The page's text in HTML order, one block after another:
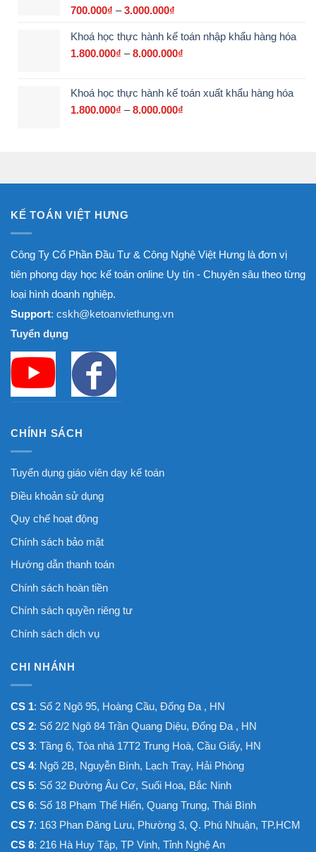
700.000₫ – 3.000.000₫
từ
700.000₫
Khoá học thực hành kế toán nhập khẩu hàng hóa
1.800.000₫ – 8.000.000₫
1.800.000₫
Khoá học thực hành kế toán xuất khẩu hàng hóa
1.800.000₫ – 8.000.000₫
KẾ TOÁN VIỆT HƯNG
Công Ty Cổ Phần Đầu Tư & Công Nghệ Việt Hưng là đơn vị
tiên phong dạy học kế toán online Uy tín - Chuyên sâu theo từng
loại hình doanh nghiệp.
Support: cskh@ketoanviethung.vn
Tuyển dụng
CHÍNH SÁCH
Tuyển dụng giáo viên dạy kế toán
Điều khoản sử dụng
Quy chế hoạt động
Chính sách bảo mật
Hướng dẫn thanh toán
Chính sách hoàn tiền
Chính sách quyền riêng tư
Chính sách dịch vụ
CHI NHÁNH
CS 1: Số 2 Ngõ 95, Hoàng Cầu, Đống Đa , HN
CS 2: Số 2/2 Ngõ 84 Trần Quang Diệu, Đống Đa , HN
CS 3: Tầng 6, Tòa nhà 17T2 Trung Hoà, Cầu Giấy, HN
CS 4: Ngõ 2B, Nguyễn Bính, Lạch Tray, Hải Phòng
CS 5: Số 32 Đường Âu Cơ, Suối Hoa, Bắc Ninh
CS 6: Số 18 Phạm Thế Hiển, Quang Trung, Thái Bình
CS 7: 163 Phan Đăng Lưu, Phường 3, Q. Phú Nhuận, TP.HCM
CS 8: 216 Hà Huy Tập, TP Vinh, Tỉnh Nghệ An